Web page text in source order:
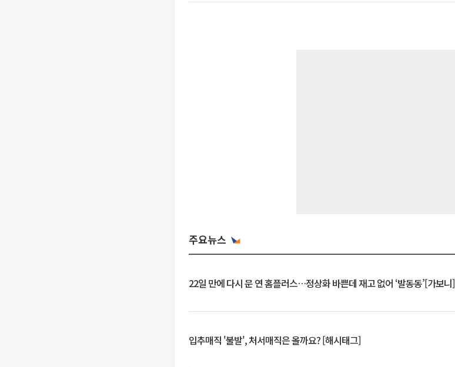
주요뉴스
22일 만에 다시 문 연 홈플러스…정상화 바쁜데 재고 없어 ‘발동동’[가보니]
입추매직 '불발', 처서매직은 올까요? [해시태그]